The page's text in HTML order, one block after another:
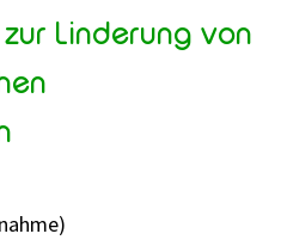
Linderung von